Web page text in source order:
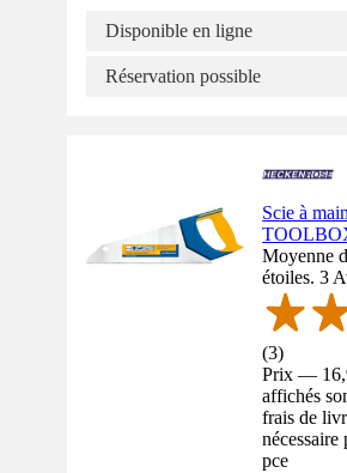
Disponible en ligne
Réservation possible
Scie à
Moyenne
étoiles. 3
(3)
Prix —
affichés
frais de
nécessaire
pce